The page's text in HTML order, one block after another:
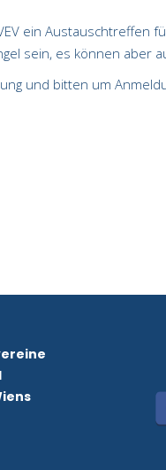
ein Austauschtreffen
sein, es können aber
und bitten um